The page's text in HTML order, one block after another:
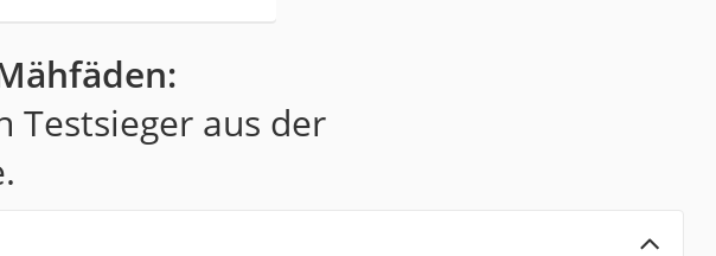
Testsieger aus der